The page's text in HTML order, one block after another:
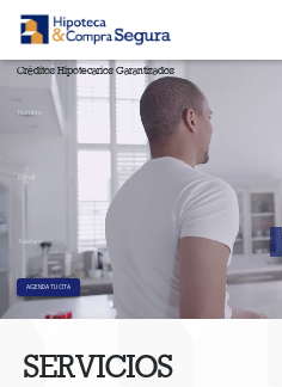
QUIENES SOMOS
SERVICIOS
VIDEOTECA
COMENTARIOS DE CLIENTES
CONTACTO
Créditos Hipotecarios Garantizados
SERVICIOS